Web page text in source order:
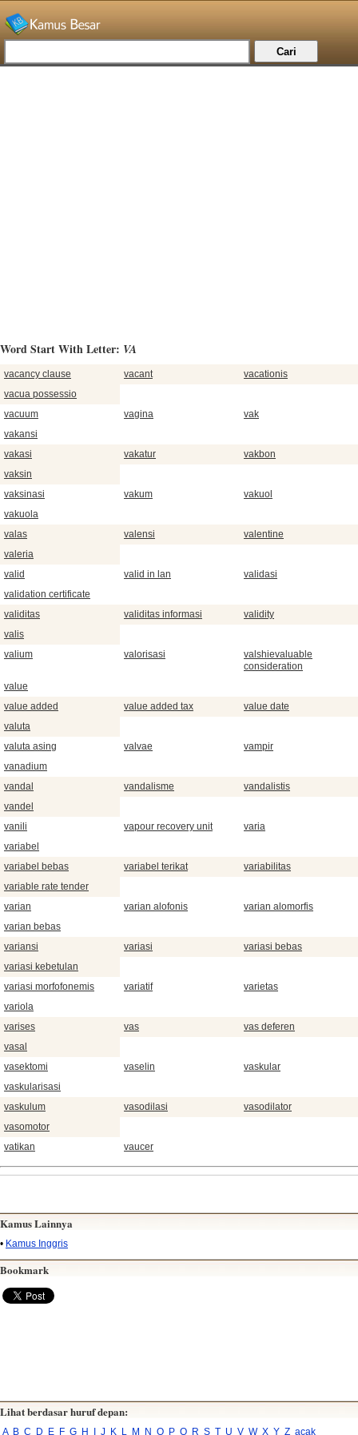
Word Start With Letter: VA
vacancy clause vacant
vacationis
vacua possessio
vacuum
vagina
vak
vakansi
vakasi
vakatur
vakbon
vaksin
vaksinasi
vakum
vakuol
vakuola
valas
valensi
valentine
valeria
valid
valid in lan
validasi
validation certificate
validitas
validitas informasi
validity
valis
valium
valorisasi
valshievaluable
consideration
value
value added
value added tax
value date
valuta
valuta asing
valvae
vampir
vanadium
vandal
vandalisme
vandalistis
vandel
vanili
vapour recovery unit
varia
variabel
variabel bebas
variabel terikat
variabilitas
variable rate tender
varian
varian alofonis
varian alomorfis
varian bebas
variansi
variasi
variasi bebas
variasi kebetulan
variasi morfofonemis
variatif
varietas
variola
varises
vas
vas deferen
vasal
vasektomi
vaselin
vaskular
vaskularisasi
vaskulum
vasodilasi
vasodilator
vasomotor
vatikan
vaucer
Kamus Lainnya
• Kamus Inggris
Bookmark
Lihat berdasar huruf depan:
A B C D E F G H J K L M N O P Q R S T U V W X Y Z acak